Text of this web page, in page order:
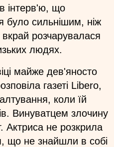
інтерв'ю, що
було сильнішим, ніж
розчарувалася
людях.
майже дев'яносто
газеті Libero,
коли їй
Винуватцем злочину
Актриса не розкрила
що не знайшли в собі